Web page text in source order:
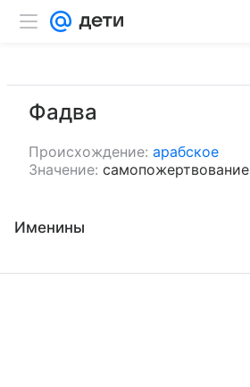
Фадва
Происхождение: арабское
Значение: самопожертвование
Именины